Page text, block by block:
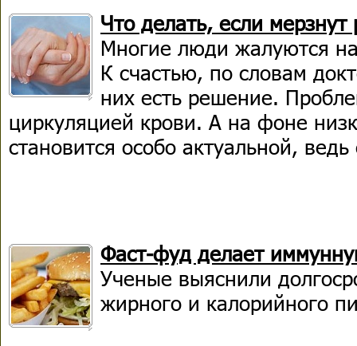
Что делать, если мерзнут
Многие люди жалуются
К счастью, по словам
них есть решение.
циркуляцией крови. А на фоне
становится особо актуальной,
Фаст-фуд делает
Ученые выяснили
жирного и калорийного